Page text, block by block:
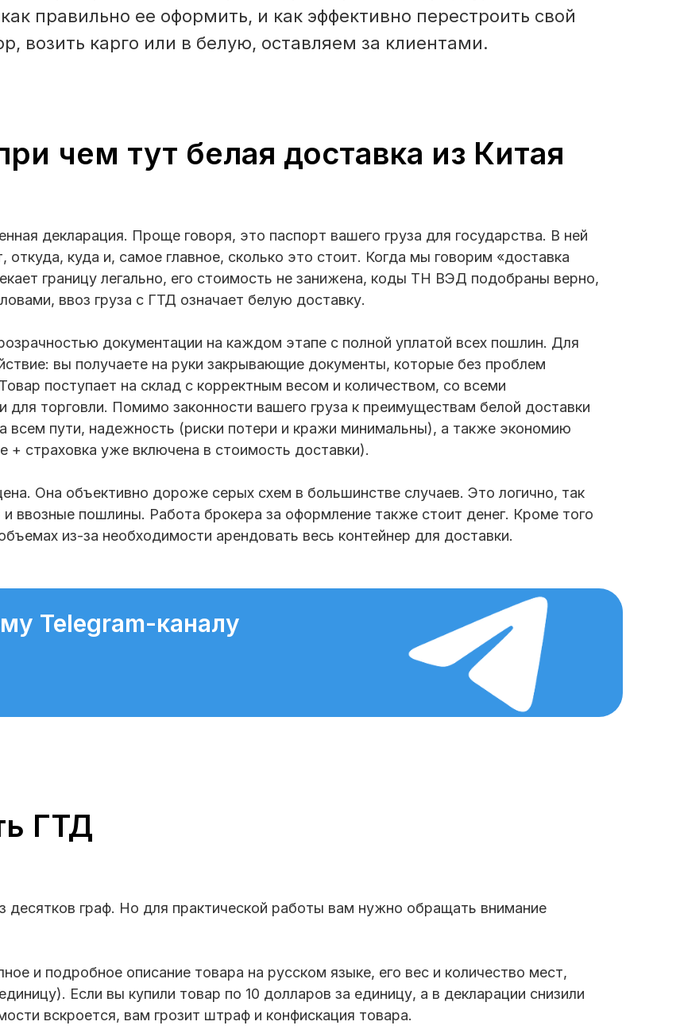
правильно ее оформить, и как эффективно перестроить свой
возить карго или в белую, оставляем за клиентами.
чем тут белая доставка из Китая
декларация. Проще говоря, это паспорт вашего груза для государства. В ней
откуда, куда и, самое главное, сколько это стоит. Когда мы говорим «доставка
границу легально, его стоимость не занижена, коды ТН ВЭД подобраны верно,
ввоз груза с ГТД означает белую доставку.
документации на каждом этапе с полной уплатой всех пошлин. Для
вы получаете на руки закрывающие документы, которые без проблем
поступает на склад с корректным весом и количеством, со всеми
торговли. Помимо законности вашего груза к преимуществам белой доставки
всем пути, надежность (риски потери и кражи минимальны), а также экономию
+ страховка уже включена в стоимость доставки).
Она объективно дороже серых схем в большинстве случаев. Это логично, так
ввозные пошлины. Работа брокера за оформление также стоит денег. Кроме того
из-за необходимости арендовать весь контейнер для доставки.
Telegram-каналу
ГТД
десятков граф. Но для практической работы вам нужно обращать внимание
и подробное описание товара на русском языке, его вес и количество мест,
Если вы купили товар по 10 долларов за единицу, а в декларации снизили
вскроется, вам грозит штраф и конфискация товара.